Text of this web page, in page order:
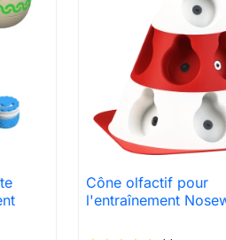
 Aperçu
Cône olfactif pour
l'entraînement